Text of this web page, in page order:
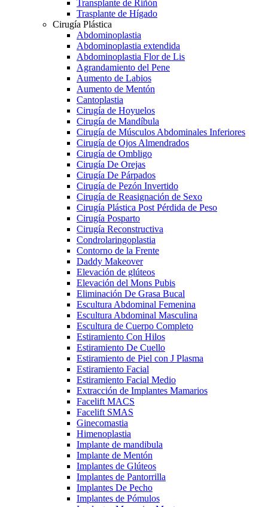
Transplante de Riñón
Trasplante de Hígado
Cirugía Plástica
Abdominoplastia
Abdominoplastia extendida
Abdominoplastia Flor de Lis
Agrandamiento del Pene
Aumento de Labios
Aumento de Mentón
Cantoplastia
Cirugía de Hoyuelos
Cirugía de Mandíbula
Cirugía de Músculos Abdominales Inferiores
Cirugía de Ojos Almendrados
Cirugía de Ombligo
Cirugía De Orejas
Cirugía De Párpados
Cirugía de Pezón Invertido
Cirugía de Reasignación de Sexo
Cirugía Plástica Post Pérdida de Peso
Cirugía Posparto
Cirugía Reconstructiva
Condrolaringoplastia
Contorno de la Frente
Daddy Makeover
Elevación de glúteos
Elevación del Mons Pubis
Eliminación De Grasa Bucal
Escultura Abdominal Femenina
Escultura Abdominal Masculina
Escultura de Cuerpo Completo
Estiramiento Con Hilos
Estiramiento De Cuello
Estiramiento de Piel con J Plasma
Estiramiento Facial
Estiramiento Facial Medio
Extracción de Implantes Mamarios
Facelift MACS
Facelift SMAS
Ginecomastia
Himenoplastia
Implante de mandibula
Implante de Mentón
Implantes de Glúteos
Implantes de Pantorrilla
Implantes De Pecho
Implantes de Pómulos